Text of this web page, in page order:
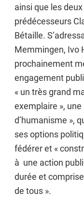
ainsi que les
prédécesseurs
Bétaille.
Memmingen, Ivo
prochainement
engagement
« un très grand
exemplaire »,
d’humanisme »,
ses options
fédérer et «
à une action
durée et
de tous ».